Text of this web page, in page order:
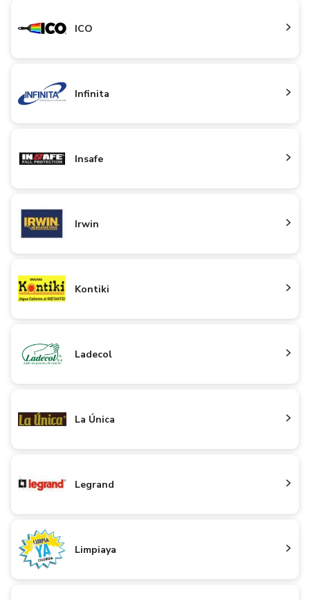
ICO
Infinita
Insafe
Irwin
Kontiki
Ladecol
La Única
Legrand
Limpiaya